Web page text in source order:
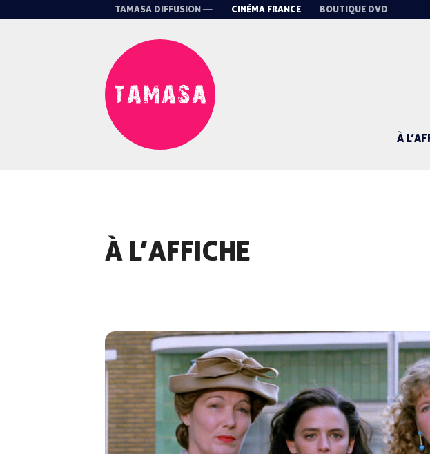
TAMASA DIFFUSION — CINÉMA FRANCE BOUTIQUE DVD
À
À L’AFFICHE